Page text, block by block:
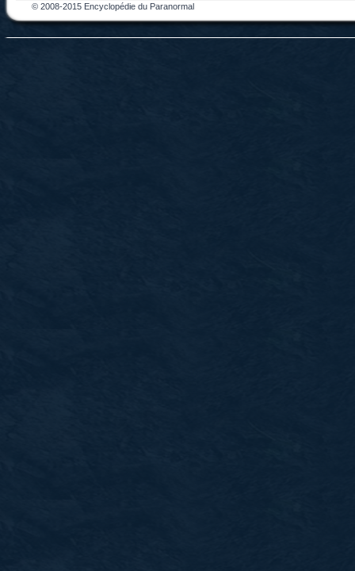
© 2008-2015 Encyclopédie du Paranormal